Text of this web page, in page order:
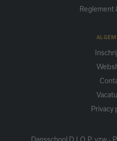
Reglement
Privacy
Dansschool D.I.O.P. vzw -